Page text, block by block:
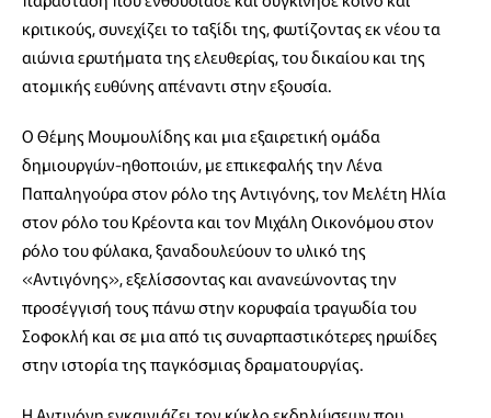
κριτικούς, συνεχίζει το ταξίδι της, φωτίζοντας εκ νέου τα
αιώνια ερωτήματα της ελευθερίας, του δικαίου και της
ατομικής ευθύνης απέναντι στην εξουσία.
O Θέμης Μουμουλίδης και μια εξαιρετική ομάδα
δημιουργών-ηθοποιών, με επικεφαλής την Λένα
Παπαληγούρα στον ρόλο της Αντιγόνης, τον Μελέτη Ηλία
στον ρόλο του Κρέοντα και τον Μιχάλη Οικονόμου στον
ρόλο του φύλακα, ξαναδουλεύουν το υλικό της
«Αντιγόνης», εξελίσσοντας και ανανεώνοντας την
προσέγγισή τους πάνω στην κορυφαία τραγωδία του
Σοφοκλή και σε μια από τις συναρπαστικότερες ηρωίδες
στην ιστορία της παγκόσμιας δραματουργίας.